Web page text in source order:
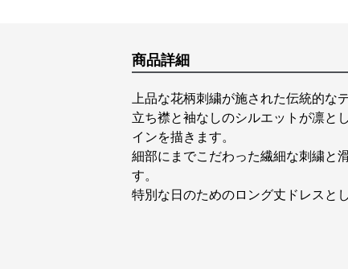
商品詳細
上品な花柄刺繍が施された伝統的な
立ち襟と袖なしのシルエットが凛と
インを描きます。
細部にまでこだわった繊細な刺繍と
す。
特別な日のためのロング丈ドレスと